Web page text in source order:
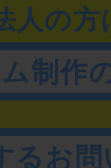
人の方
制作
るお